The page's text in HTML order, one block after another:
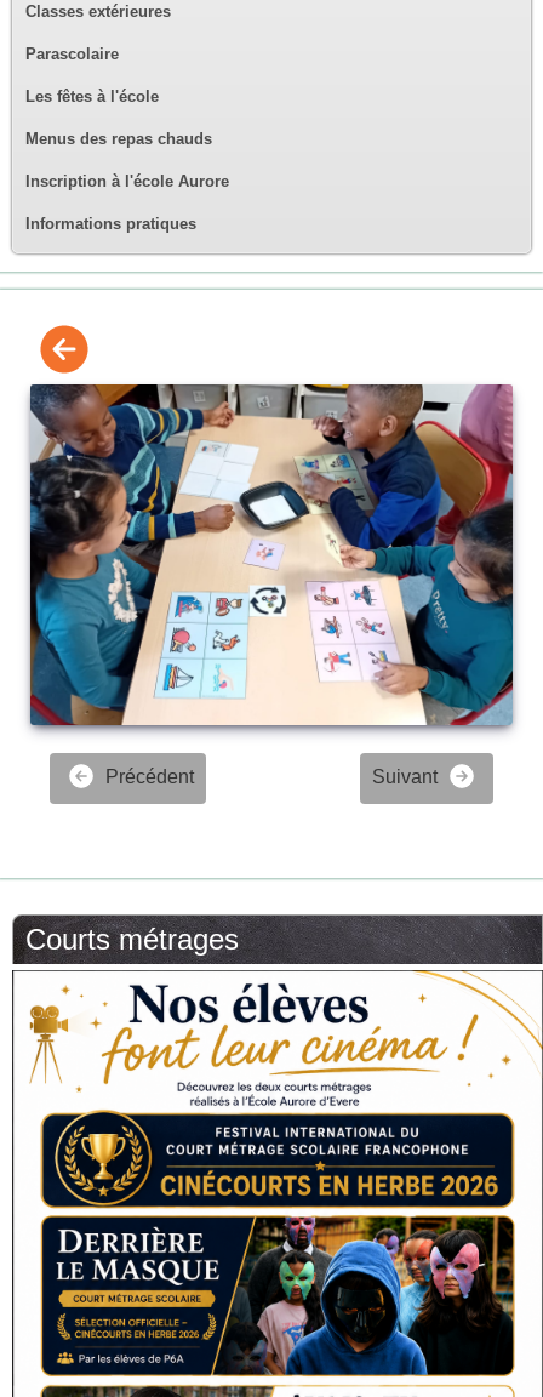
Classes extérieures
Parascolaire
Les fêtes à l'école
Menus des repas chauds
Inscription à l'école Aurore
Informations pratiques
Précédent Suivant
Courts métrages